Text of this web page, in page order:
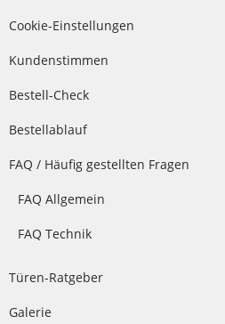
Cookie-Einstellungen
Kundenstimmen
Bestell-Check
Bestellablauf
FAQ / Häufig gestellten Fragen
FAQ Allgemein
FAQ Technik
Türen-Ratgeber
Galerie